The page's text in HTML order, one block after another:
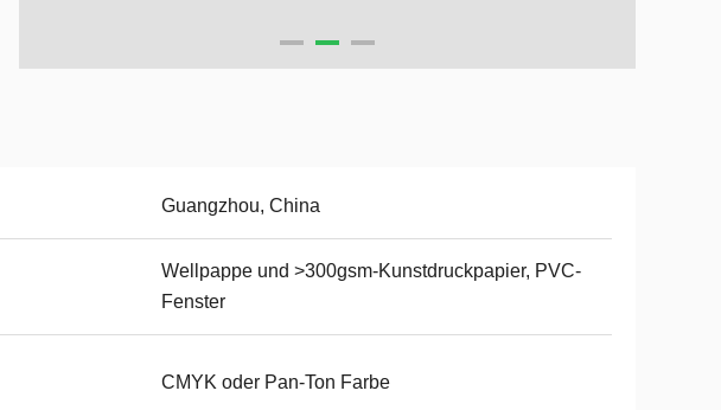
Guangzhou, China
Wellpappe und >300gsm-Kunstdruckpapier, PVC-
Fenster
CMYK oder Pan-Ton Farbe